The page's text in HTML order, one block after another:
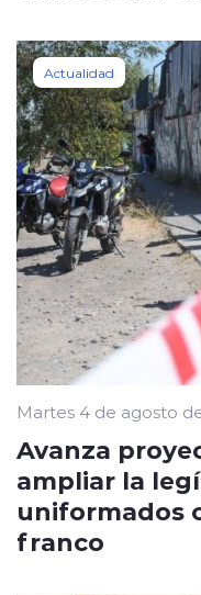
Actualidad
Martes 4 de agosto
Avanza
ampliar la
uniformados
franco